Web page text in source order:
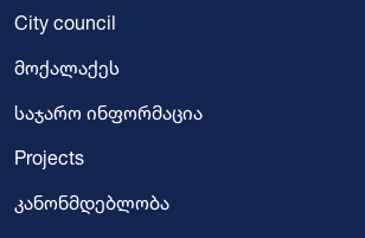
City council
მოქალაქეს
საჯარო ინფორმაცია
Projects
კანონმდებლობა